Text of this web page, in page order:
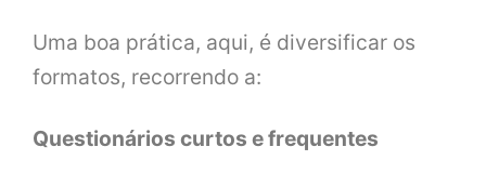
Uma boa prática, aqui, é diversificar os
formatos, recorrendo a:
Questionários curtos e frequentes